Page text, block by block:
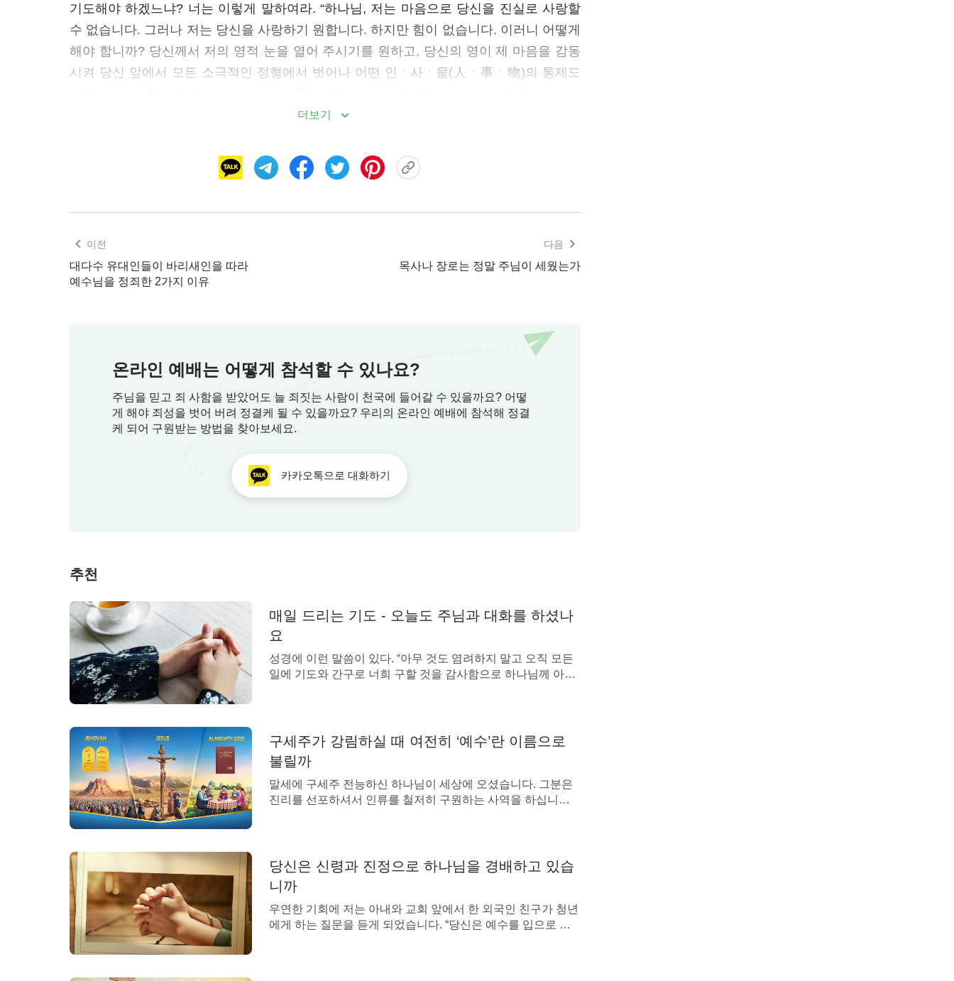
기도해야 하겠느냐? 너는 이렇게 말하여라. “하나님, 저는 마음으로 당신을 진실로 사랑할
수 없습니다. 그러나 저는 당신을 사랑하기 원합니다. 하지만 힘이 없습니다. 이러니 어떻게
해야 합니까? 당신께서 저의 영적 눈을 열어 주시기를 원하고, 당신의 영이 제 마음을 감동
시켜 당신 앞에서 모든 소극적인 정형에서 벗어나 어떤 인ㆍ사ㆍ물(人ㆍ事ㆍ物)의 통제도
전히 당신 앞에 봉헌되게 해 주시기를 원합니다. 당신께서 저를 어떻게 시련하셔도 좋습니
는 당신을 사랑하는 마음으로 인생의 길을 찾기 원합니다. 만사만물이 다 당신의 수중에 있
고, 저의 운명도 당신의 수중에 있으며, 저의 일생은 더욱 당신의 수중에 장악되어 있습니
여라. 네가 날마다 이렇게 기도하면 하나님을 사랑하는 힘이 점차 일어나게 될 것이다.
기도할 때에는 반드시 하나님 앞에 안정된 마음과 진실한 마음이 있어야 한다. 그것은 하
나님께 진실하게 교통하고 기도하라는 것이지, 듣기 좋은 말로 하나님을 속이라는 것이 아
니다. 하나님이 지금 이루려는 것을 중심으로, 하나님께 너를 많이 깨우치고 빛 비추어 달라
고 기도하여라. 하나님께 세운 심지와 자신의 실제 정형과 어려움을 하나님 앞에 가져와 기
도하여라. 기도는 형식을 갖추기 위한 것이 아니라 진심으로 하나님께 찾고 구하는 것이다.
하나님께 너의 마음이 항상 하나님 앞에 안정될 수 있도록, 하나님이 너에게 배치해 준 환경
에서 자신을 인식하고 증오하고 배반할 수 있도록, 너의 마음을 보호해 달라고 구하여 하나
님과 정상 관계가 있게 하고, 진정 하나님을 사랑하는 사람이 되게 하는 것이다.
기도의 의의는 무엇인가?
이 하나님 영의 감동을 받는 과정이다. 기도가 없는 사람은 영이 없는 죽은 사람이라고 할
수 있는데, 그것은 그에게 하나님의 감동을 받는 기관이 없다는 것을 설명한다. 기도가 없으
면 정상적인 영 생활을 할 수 없고, 더욱이 성령의 역사를 따를 수도 없다. 또한 기도가 없으
면 하나님과의 관계가 단절된 것이므로 하나님의 칭찬을 받을 수 없다. 하나님을 믿는 사람
으로서 기도가 많을수록, 즉 하나님의 감동을 많이 받을수록 그런 사람은 더욱 심지가 있게
더보기
이전
대다수 유대인들이 바리새인을 따라
예수님을 정죄한 2가지 이유
다음
목사나 장로는 정말 주님이 세웠는가
온라인 예배는 어떻게 참석할 수 있나요?
주님을 믿고 죄 사함을 받았어도 늘 죄짓는 사람이 천국에 들어갈 수 있을까요? 어떻
게 해야 죄성을 벗어 버려 정결케 될 수 있을까요? 우리의 온라인 예배에 참석해 정결
케 되어 구원받는 방법을 찾아보세요.
카카오톡으로 대화하기
추천
매일 드리는 기도 - 오늘도 주님과 대화를 하셨나
요
성경에 이런 말씀이 있다. “아무 것도 염려하지 말고 오직 모든
일에 기도와 간구로 너희 구할 것을 감사함으로 하나님께 아뢰
고 싶다. 아주 바빠서 늘 기도할 시간이 없었던 한 신도가 있었
다. 그래서 […]
구세주가 강림하실 때 여전히 ‘예수’란 이름으로
불릴까
말세에 구세주 전능하신 하나님이 세상에 오셨습니다. 그분은
진리를 선포하셔서 인류를 철저히 구원하는 사역을 하십니다.
나님의 얼굴은 뵌 적 없지만, 그분의 말씀이 오롯이 성령의 말
씀이자 인류를 향해 발하신 하나님의 음성으로, 말씀이 육신으
로 나타나셨음을 확신했습니다. […]
당신은 신령과 진정으로 하나님을 경배하고 있습
니까
우연한 기회에 저는 아내와 교회 앞에서 한 외국인 친구가 청년
에게 하는 질문을 듣게 되었습니다. “당신은 예수를 입으로 믿